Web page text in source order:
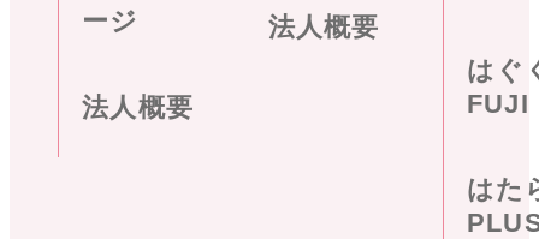
ージ
法人概要
法人概要
はぐ
FUJI
はた